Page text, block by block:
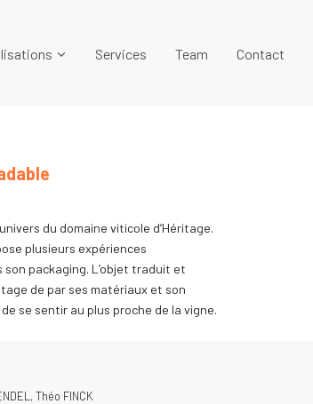
Services Team Contact
du domaine viticole d’Héritage.
plusieurs expériences
packaging. L’objet traduit et
de par ses matériaux et son
se sentir au plus proche de la vigne.
Théo FINCK